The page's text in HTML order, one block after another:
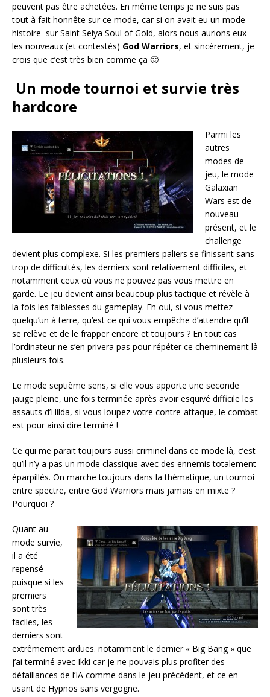
peuvent pas être achetées. En même temps je ne suis pas
tout à fait honnête sur ce mode, car si on avait eu un mode
histoire sur Saint Seiya Soul of Gold, alors nous aurions eux
les nouveaux (et contestés) God Warriors, et sincèrement, je
crois que c’est très bien comme ça 🙂
Un mode tournoi et survie très
hardcore
Parmi les
autres
modes de
jeu, le mode
Galaxian
Wars est de
nouveau
présent, et le
challenge
devient plus complexe. Si les premiers paliers se finissent sans
trop de difficultés, les derniers sont relativement difficiles, et
notamment ceux où vous ne pouvez pas vous mettre en
garde. Le jeu devient ainsi beaucoup plus tactique et révèle à
la fois les faiblesses du gameplay. Eh oui, si vous mettez
quelqu’un à terre, qu’est ce qui vous empêche d’attendre qu’il
se relève et de le frapper encore et toujours ? En tout cas
l’ordinateur ne s’en privera pas pour répéter ce cheminement là
plusieurs fois.
Le mode septième sens, si elle vous apporte une seconde
jauge pleine, une fois terminée après avoir esquivé difficile les
assauts d’Hilda, si vous loupez votre contre-attaque, le combat
est pour ainsi dire terminé !
Ce qui me parait toujours aussi criminel dans ce mode là, c’est
qu’il n’y a pas un mode classique avec des ennemis totalement
éparpillés. On marche toujours dans la thématique, un tournoi
entre spectre, entre God Warriors mais jamais en mixte ?
Pourquoi ?
Quant au
mode survie,
il a été
repensé
puisque si les
premiers
sont très
faciles, les
derniers sont
extrêmement ardues. notamment le dernier « Big Bang » que
j’ai terminé avec Ikki car je ne pouvais plus profiter des
défaillances de l’IA comme dans le jeu précédent, et ce en
usant de Hypnos sans vergogne.